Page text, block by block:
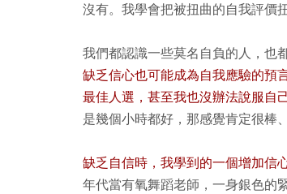
沒有。我學會把被扭曲的自我評價扭
我們都認識一些莫名自負的人，也
缺乏信心也可能成為自我應驗的預
最佳人選，甚至我也沒辦法說服自己
是幾個小時都好，那感覺肯定很棒
缺乏自信時，我學到的一個增加信
年代當有氧舞蹈老師，一身銀色的